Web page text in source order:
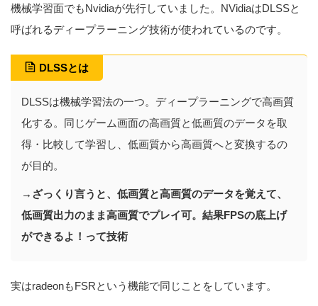
機械学習面でもNvidiaが先行していました。NVidiaはDLSSと
呼ばれるディープラーニング技術が使われているのです。
DLSSとは
DLSSは機械学習法の一つ。ディープラーニングで高画質
化する。同じゲーム画面の高画質と低画質のデータを取
得・比較して学習し、低画質から高画質へと変換するの
が目的。
→ざっくり言うと、低画質と高画質のデータを覚えて、
低画質出力のまま高画質でプレイ可。結果FPSの底上げ
ができるよ！って技術
実はradeonもFSRという機能で同じことをしています。